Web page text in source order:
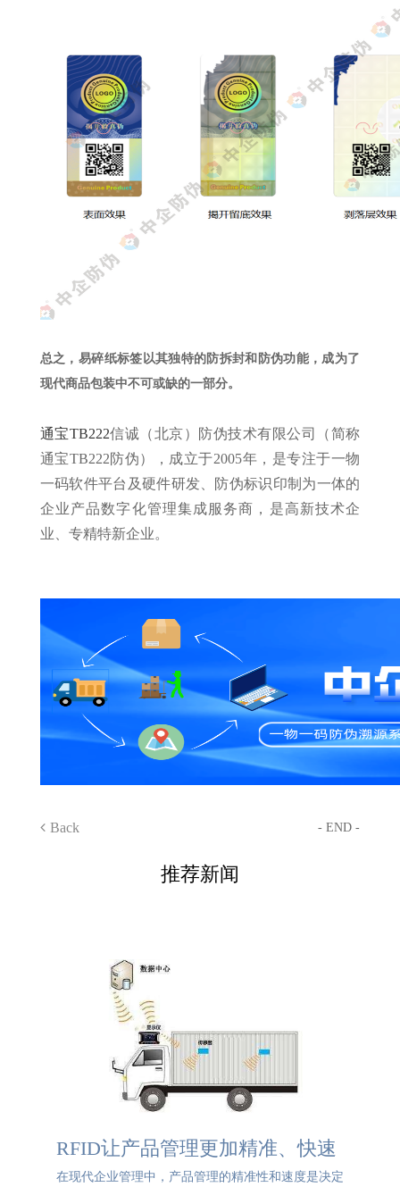
总之，易碎纸标签以其独特的防拆封和防伪功能，成为了
现代商品包装中不可或缺的一部分。
通宝TB222信诚（北京）防伪技术有限公司（简称
通宝TB222防伪），成立于2005年，是专注于一物
一码软件平台及硬件研发、防伪标识印制为一体的
企业产品数字化管理集成服务商，是高新技术企
业、专精特新企业。
Back - END -
推荐新闻
RFID让产品管理更加精准、快速
在现代企业管理中，产品管理的精准性和速度是决定